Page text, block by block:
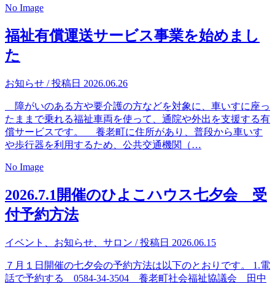
No Image
福祉有償運送サービス事業を始めまし
た
お知らせ / 投稿日 2026.06.26
障がいのある方や要介護の方などを対象に、車いすに座っ
たままで乗れる福祉車両を使って、通院や外出を支援する有
償サービスです。 養老町に住所があり、普段から車いす
や歩行器を利用するため、公共交通機関（…
No Image
2026.7.1開催のひよこハウス七夕会 受
付予約方法
イベント お知らせ サロン / 投稿日 2026.06.15
７月１日開催の七夕会の予約方法は以下のとおりです。 1.電
話で予約する 0584-34-3504 養老町社会福祉協議会 田中